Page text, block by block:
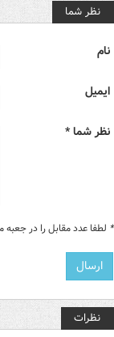
نظر شما
نام
ایمیل
نظر شما *
* لطفا عدد مقابل را در جعبه
نظرات